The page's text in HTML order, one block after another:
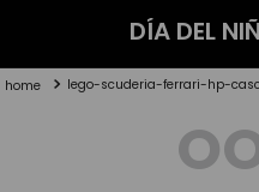
TÉRMINOS MÁS BUSCADOS
2.
lego
DÍA DEL
lego-scuderia-ferrari-hp-